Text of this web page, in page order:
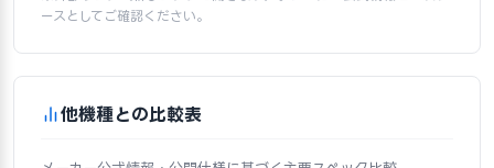
ースとしてご確認ください。
他機種との比較表